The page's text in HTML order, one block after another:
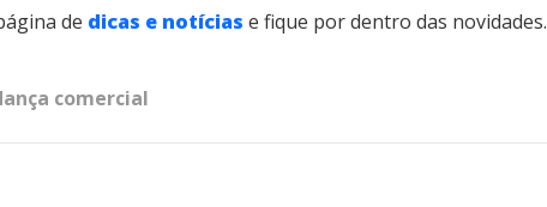
de dicas e notícias e fique por dentro das novidades.
comercial